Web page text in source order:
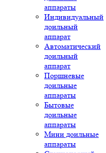
аппараты
Индивидуальный
доильный
аппарат
Автоматический
доильный
аппарат
Поршневые
доильные
аппараты
Бытовые
доильные
аппараты
Мини доильные
аппараты